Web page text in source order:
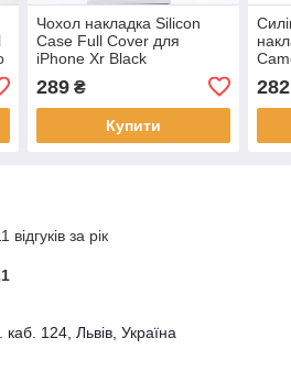
Чохол накладка Silicon
Case Full Cover для
iPhone Xr Black
289₴
Купити
282
за рік
124, Львів, Україна